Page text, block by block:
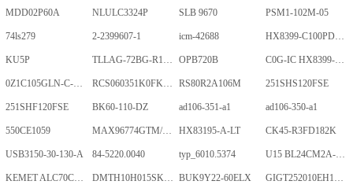
MDD02P60A NLULC3324P SLB 9670 PSM1-102M-05
74ls279 2-2399607-1 icm-42688 HX8399-C100PD1700-GP
KU5P TLLAG-72BG-R1KH1-V-A OPB720B C0G-IC HX8399-C100PD1700-GP
0Z1C105GLN-C-0-TR RCS060351K0FKEA RS80R2A106M 251SHS120FSE
251SHF120FSE BK60-110-DZ ad106-351-a1 ad106-350-a1
550CE1059 MAX96774GTM/V+ HX83195-A-LT CK45-R3FD182K
USB3150-30-130-A 84-5220.0040 typ_6010.5374 U15 BL24CM2A-PARC
KEMET ALC70C152EN450 DMTH10H015SK3Q BUK9Y22-60ELX GIGT252010EH1R0MNE